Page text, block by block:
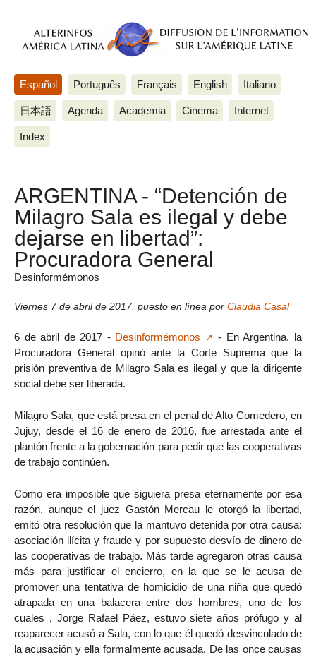
Español Português Français English Italiano
日本語 Agenda Academia Cinema Internet
Index
ARGENTINA - “Detención de
Milagro Sala es ilegal y debe
dejarse en libertad”:
Procuradora General
Desinformémonos
Viernes 7 de abril de 2017, puesto en línea por Claudia Casal
6 de abril de 2017 - Desinformémonos
- En Argentina, la
Procuradora General opinó ante la Corte Suprema que la
prisión preventiva de Milagro Sala es ilegal y que la dirigente
social debe ser liberada.
Milagro Sala, que está presa en el penal de Alto Comedero, en
Jujuy, desde el 16 de enero de 2016, fue arrestada ante el
plantón frente a la gobernación para pedir que las cooperativas
de trabajo continúen.
Como era imposible que siguiera presa eternamente por esa
razón, aunque el juez Gastón Mercau le otorgó la libertad,
emitó otra resolución que la mantuvo detenida por otra causa:
asociación ilícita y fraude y por supuesto desvío de dinero de
las cooperativas de trabajo. Más tarde agregaron otras causa
más para justificar el encierro, en la que se le acusa de
promover una tentativa de homicidio de una niña que quedó
atrapada en una balacera entre dos hombres, uno de los
cuales , Jorge Rafael Páez, estuvo siete años prófugo y al
reaparecer acusó a Sala, con lo que él quedó desvinculado de
la acusación y ella formalmente acusada. De las once causas